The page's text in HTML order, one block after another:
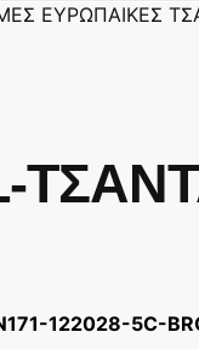
ΕΥΡΩΠΑΙΚΕΣ
122028-5C-